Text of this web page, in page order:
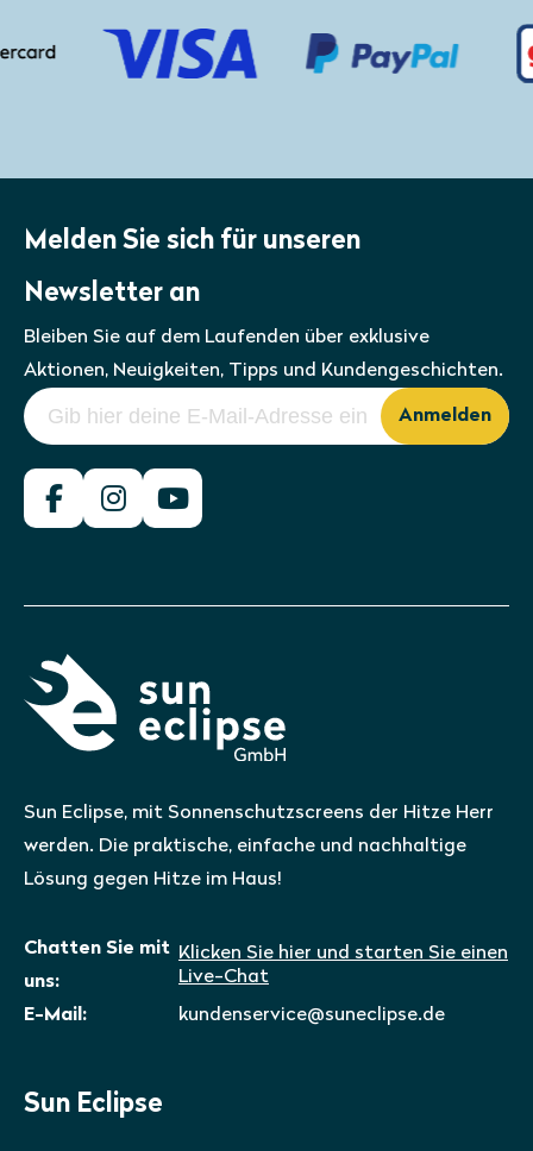
Melden Sie sich für unseren
Newsletter an
Bleiben Sie auf dem Laufenden über exklusive
Aktionen, Neuigkeiten, Tipps und Kundengeschichten.
Anmelden
Sun Eclipse, mit Sonnenschutzscreens der Hitze Herr
werden. Die praktische, einfache und nachhaltige
Lösung gegen Hitze im Haus!
Chatten Sie mit
uns:
Klicken Sie hier und starten Sie einen
Live-Chat
E-Mail:
kundenservice@suneclipse.de
Sun Eclipse